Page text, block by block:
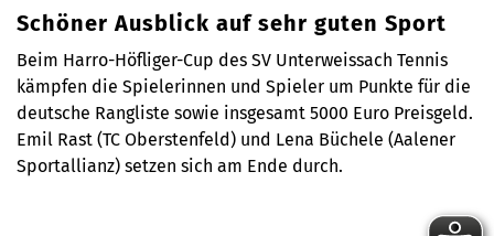
Schöner Ausblick auf sehr guten Sport
Beim Harro-Höfliger-Cup des SV Unterweissach Tennis
kämpfen die Spielerinnen und Spieler um Punkte für die
deutsche Rangliste sowie insgesamt 5000 Euro Preisgeld.
Emil Rast (TC Oberstenfeld) und Lena Büchele (Aalener
Sportallianz) setzen sich am Ende durch.